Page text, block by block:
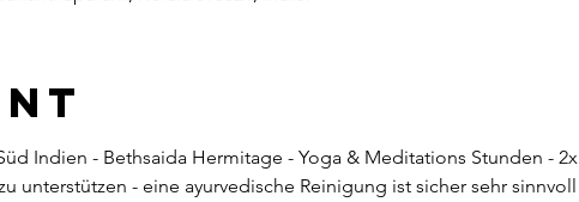
Indien - Bethsaida Hermitage - Yoga & Meditations Stunden - 2x
unterstützen - eine ayurvedische Reinigung ist sicher sehr sinnvoll